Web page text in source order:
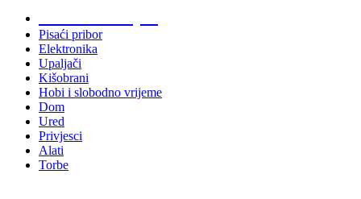
Pisaći pribor
Elektronika
Upaljači
Kišobrani
Hobi i slobodno vrijeme
Dom
Ured
Privjesci
Alati
Torbe